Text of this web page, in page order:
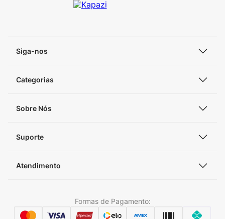
Siga-nos
Categorias
Sobre Nós
Suporte
Atendimento
Formas de Pagamento: